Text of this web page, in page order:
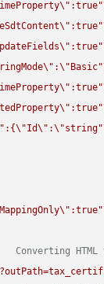
\"
\"
\"
\" :\" Basic
\"
\"
:{\"Id\" :\"string
\" :true}"